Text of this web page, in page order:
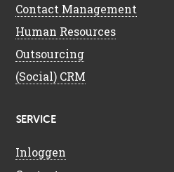
Contact Management
Human Resources
Outsourcing
(Social) CRM
SERVICE
Inloggen